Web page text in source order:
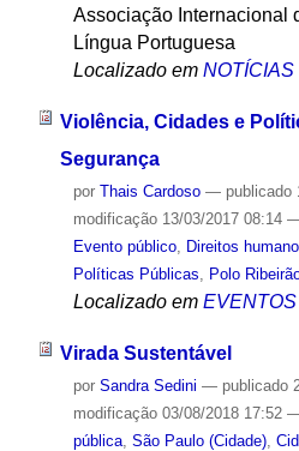
Associação Internacional
Língua Portuguesa
Localizado em NOTÍCIAS
Violência, Cidades e
Segurança
por Thais Cardoso — publicado
modificação13/03/2017 08:14 —
Evento público, Direitos
Políticas Públicas
Polo
Localizado em EVENTOS
Virada Sustentável
por Sandra Sedini — publicado
modificação03/08/2018 17:52 —
pública, São Paulo (Cidade),